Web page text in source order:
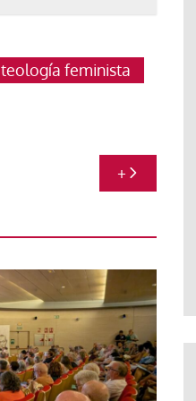
teología feminista
+